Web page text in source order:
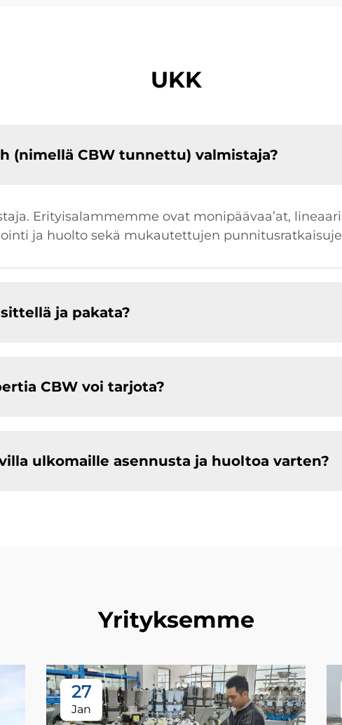
UKK
(nimellä CBW tunnettu) valmistaja?
Erityisalammemme ovat monipäävaa’at,
ja huolto sekä mukautettujen
ja pakata?
CBW voi tarjota?
ulkomaille asennusta ja huoltoa varten?
Yrityksemme
27
Jan